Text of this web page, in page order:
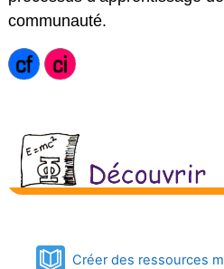
communauté.
Créer des ressources